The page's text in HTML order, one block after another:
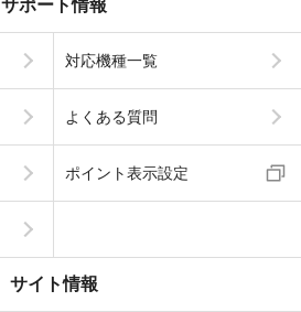
サポート情報
対応機種一覧
よくある質問
ポイント表示設定
サイト情報